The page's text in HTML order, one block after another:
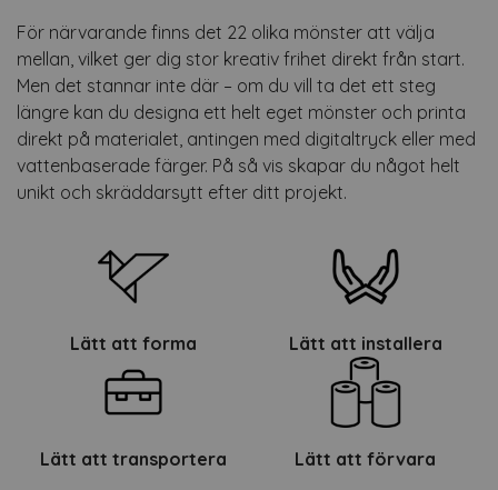
För närvarande finns det 22 olika mönster att välja
mellan, vilket ger dig stor kreativ frihet direkt från start.
Men det stannar inte där – om du vill ta det ett steg
längre kan du designa ett helt eget mönster och printa
direkt på materialet, antingen med digitaltryck eller med
vattenbaserade färger. På så vis skapar du något helt
unikt och skräddarsytt efter ditt projekt.
Lätt att forma Lätt att installera
Lätt att transportera Lätt att förvara